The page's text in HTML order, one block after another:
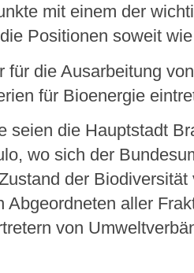
mit einem der
Positionen soweit
für die Ausarbeitung
für Bioenergie
seien die Hauptstadt
wo sich der
der
Abgeordneten aller
von